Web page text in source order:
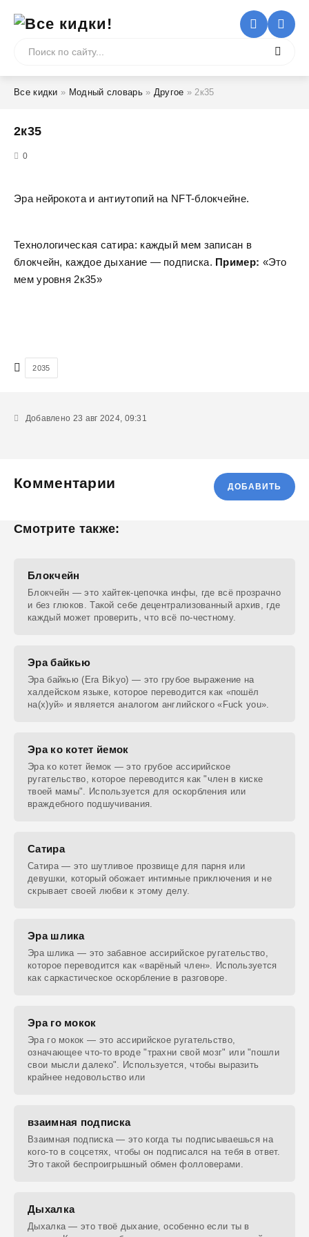
Все кидки » Модный словарь» Другое » 2к35
2к35
0
Эра нейрокота и антиутопий на NFT-блокчейне.
Технологическая сатира: каждый мем записан в
блокчейн, каждое дыхание — подписка. Пример: «Это
мем уровня 2к35»
2035
Добавлено 23 авг 2024, 09:31
Комментарии ДОБАВИТЬ
Смотрите также:
Блокчейн
Блокчейн — это хайтек-цепочка инфы, где всё прозрачно
и без глюков. Такой себе децентрализованный архив, где
каждый может проверить, что всё по-честному.
Эра байкью
Эра байкью (Era Bikyo) — это грубое выражение на
халдейском языке, которое переводится как «пошёл
на(х)уй» и является аналогом английского «Fuck you».
Эра ко котет йемок
Эра ко котет йемок — это грубое ассирийское
ругательство, которое переводится как "член в киске
твоей мамы". Используется для оскорбления или
враждебного подшучивания.
Сатира
Сатира — это шутливое прозвище для парня или
девушки, который обожает интимные приключения и не
скрывает своей любви к этому делу.
Эра шлика
Эра шлика — это забавное ассирийское ругательство,
которое переводится как «варёный член». Используется
как саркастическое оскорбление в разговоре.
Эра го мокок
Эра го мокок — это ассирийское ругательство,
означающее что-то вроде "трахни свой мозг" или "пошли
свои мысли далеко". Используется, чтобы выразить
крайнее недовольство или
взаимная подписка
Взаимная подписка — это когда ты подписываешься на
кого-то в соцсетях, чтобы он подписался на тебя в ответ.
Это такой беспроигрышный обмен фолловерами.
Дыхалка
Дыхалка — это твоё дыхание, особенно если ты в